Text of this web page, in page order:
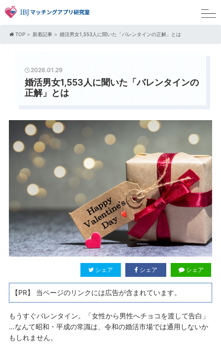
TOP 新着記事 婚活男女1,553人に聞いた「バレンタインの正解」とは
2026.01.29
婚活男女1,553人に聞いた「バレンタインの
正解」とは
シェア シェア シェア
【PR】 当ページのリンクには広告が含まれています。
もうすぐバレンタイン。「女性から男性へチョコを渡して告白」
…なんて昭和・平成の常識は、令和の婚活市場では通用しないか
もしれません。